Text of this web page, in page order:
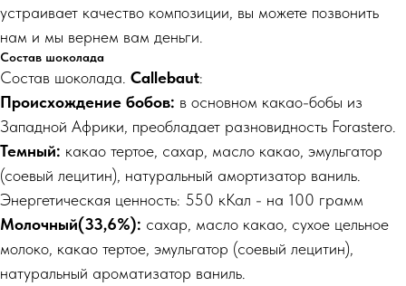
устраивает качество композиции, вы можете позвонить
нам и мы вернем вам деньги.
Состав шоколада
Состав шоколада. Callebaut:
Происхождение бобов: в основном какао-бобы из
Западной Африки, преобладает разновидность Forastero.
Темный: какао тертое, сахар, масло какао, эмульгатор
(соевый лецитин), натуральный амортизатор ваниль.
Энергетическая ценность: 550 кКал - на 100 грамм
Молочный(33,6%): сахар, масло какао, сухое цельное
молоко, какао тертое, эмульгатор (соевый лецитин),
натуральный ароматизатор ваниль.